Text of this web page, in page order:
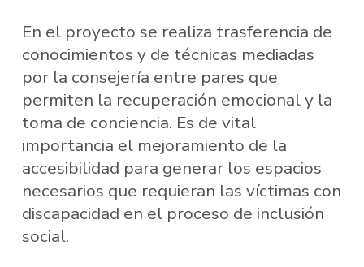
En el proyecto se realiza trasferencia de
conocimientos y de técnicas mediadas
por la consejería entre pares que
permiten la recuperación emocional y la
toma de conciencia. Es de vital
importancia el mejoramiento de la
accesibilidad para generar los espacios
necesarios que requieran las víctimas con
discapacidad en el proceso de inclusión
social.